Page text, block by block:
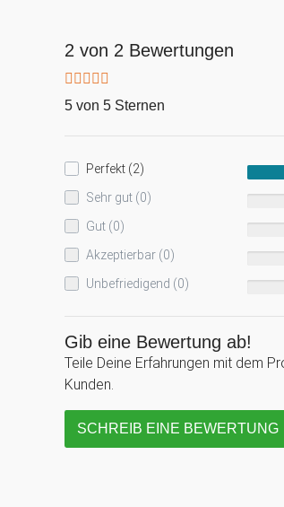
2 von 2 Bewertungen
5 von 5 Sternen
Perfekt (2)
Sehr gut (0)
Gut (0)
Akzeptierbar (0)
Unbefriedigend (0)
Gib eine Bewertung ab!
Teile Deine Erfahrungen mit dem
Kunden.
SCHREIB EINE BEWERTUNG